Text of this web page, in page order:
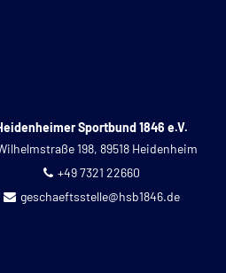
Sportbund 1846 e.V.
198, 89518 Heidenheim
+49 7321 22660
geschaeftsstelle@hsb1846.de